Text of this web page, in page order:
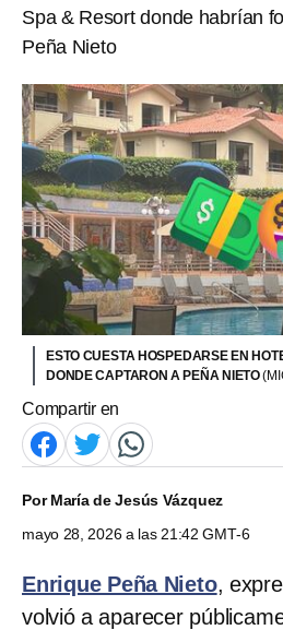
Spa & Resort donde habrían
Peña Nieto
ESTO CUESTA HOSPEDARSE EN
DONDE CAPTARON A PEÑA NIETO
Compartir en
PorMaría de Jesús Vázquez
mayo 28, 2026 a las 21:42 GMT-6
Enrique Peña Nieto,
volvió a aparecer